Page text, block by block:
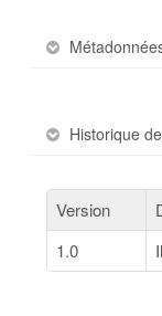
Historique
Version
1.0